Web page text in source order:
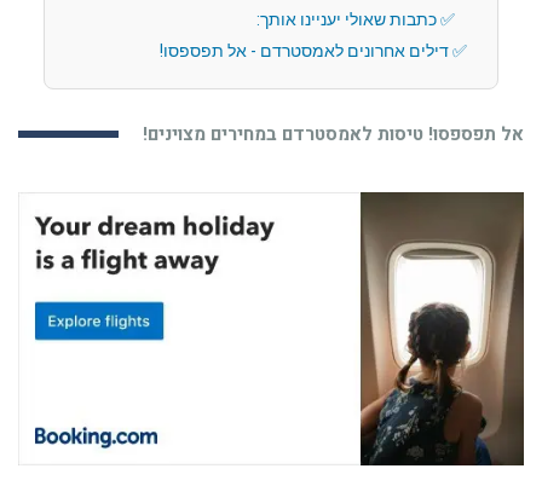
כתבות שאולי יעניינו אותך:
דילים אחרונים לאמסטרדם - אל תפספסו!
אל תפספסו! טיסות לאמסטרדם במחירים מצוינים!